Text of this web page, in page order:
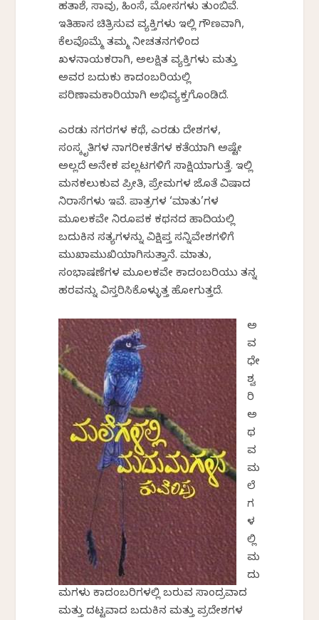
ಹತಾಶೆ, ಸಾವು, ಹಿಂಸೆ, ಮೋಸಗಳು ತುಂಬಿವೆ.
ಇತಿಹಾಸ ಚಿತ್ರಿಸುವ ವ್ಯಕ್ತಿಗಳು ಇಲ್ಲಿ ಗೌಣವಾಗಿ,
ಕೆಲವೊಮ್ಮೆ ತಮ್ಮ ನೀಚತನಗಳಿಂದ
ಖಳನಾಯಕರಾಗಿ, ಅಲಕ್ಷಿತ ವ್ಯಕ್ತಿಗಳು ಮತ್ತು
ಅವರ ಬದುಕು ಕಾದಂಬರಿಯಲ್ಲಿ
ಪರಿಣಾಮಕಾರಿಯಾಗಿ ಅಭಿವ್ಯಕ್ತಗೊಂಡಿದೆ.
ಎರಡು ನಗರಗಳ ಕಥೆ, ಎರಡು ದೇಶಗಳ,
ಸಂಸ್ಕೃತಿಗಳ ನಾಗರೀಕತೆಗಳ ಕತೆಯಾಗಿ ಅಷ್ಟೇ
ಅಲ್ಲದೆ ಅನೇಕ ಪಲ್ಲಟಗಳಿಗೆ ಸಾಕ್ಷಿಯಾಗುತ್ತೆ. ಇಲ್ಲಿ
ಮನಕಲುಕುವ ಪ್ರೀತಿ, ಪ್ರೇಮಗಳ ಜೊತೆ ವಿಷಾದ
ನಿರಾಸೆಗಳು ಇವೆ. ಪಾತ್ರಗಳ ‘ಮಾತು’ಗಳ
ಮೂಲಕವೇ ನಿರೂಪಕ ಕಥನದ ಹಾದಿಯಲ್ಲಿ
ಬದುಕಿನ ಸತ್ಯಗಳನ್ನು ವಿಕ್ಷಿಪ್ತ ಸನ್ನಿವೇಶಗಳಿಗೆ
ಮುಖಾಮುಖಿಯಾಗಿಸುತ್ತಾನೆ. ಮಾತು,
ಸಂಭಾಷಣೆಗಳ ಮೂಲಕವೇ ಕಾದಂಬರಿಯು ತನ್ನ
ಹರವನ್ನು ವಿಸ್ತರಿಸಿಕೊಳ್ಳುತ್ತ ಹೋಗುತ್ತದೆ.
ಅ
ವ
ಧೇ
ಶ್ವ
ರಿ
ಅ
ಥ
ವ
ಮ
ಲೆ
ಗ
ಳ
ಲ್ಲಿ
ಮ
ದು
ಮಗಳು ಕಾದಂಬರಿಗಳಲ್ಲಿ ಬರುವ ಸಾಂದ್ರವಾದ
ಮತ್ತು ದಟ್ಟವಾದ ಬದುಕಿನ ಮತ್ತು ಪ್ರದೇಶಗಳ